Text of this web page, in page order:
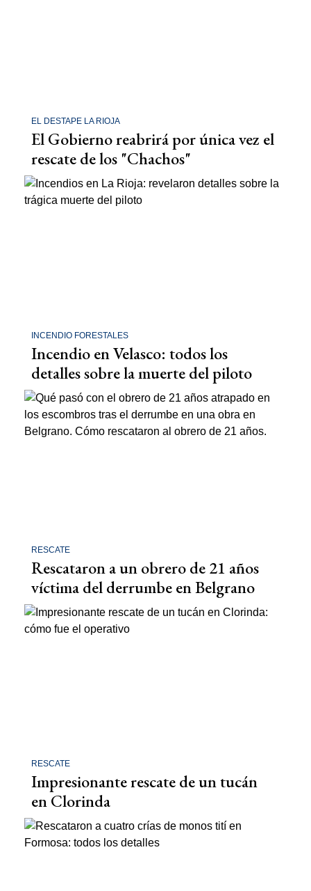
EL DESTAPE LA RIOJA
El Gobierno reabrirá por única vez el
rescate de los "Chachos"
INCENDIO FORESTALES
Incendio en Velasco: todos los
detalles sobre la muerte del piloto
RESCATE
Rescataron a un obrero de 21 años
víctima del derrumbe en Belgrano
RESCATE
Impresionante rescate de un tucán
en Clorinda